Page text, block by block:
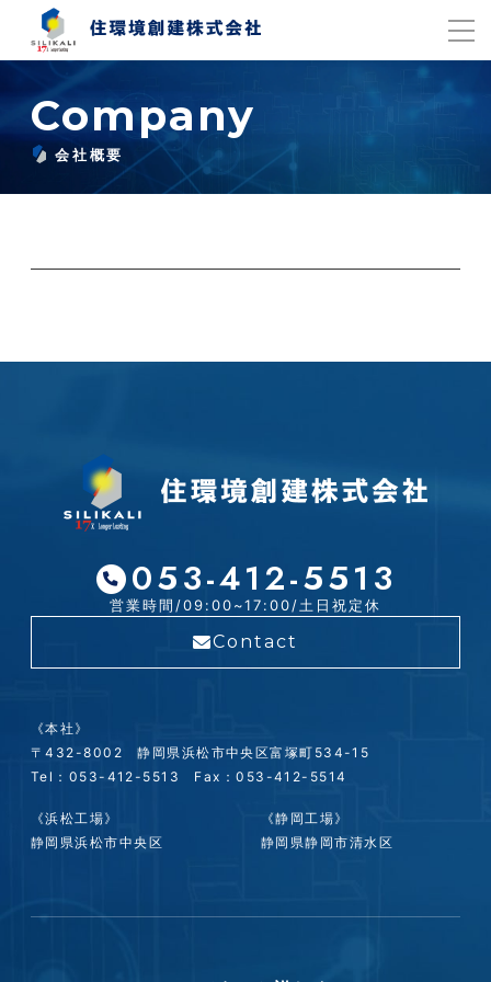
Company
会社概要
053-412-5513
営業時間/09:00~17:00/土日祝定休
Contact
《本社》
〒432-8002 静岡県浜松市中央区富塚町534-15
Tel：053-412-5513 Fax：053-412-5514
《浜松工場》
静岡県浜松市中央区
《静岡工場》
静岡県静岡市清水区